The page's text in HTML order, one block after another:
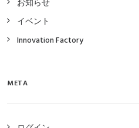
お知らせ
イベント
Innovation Factory
META